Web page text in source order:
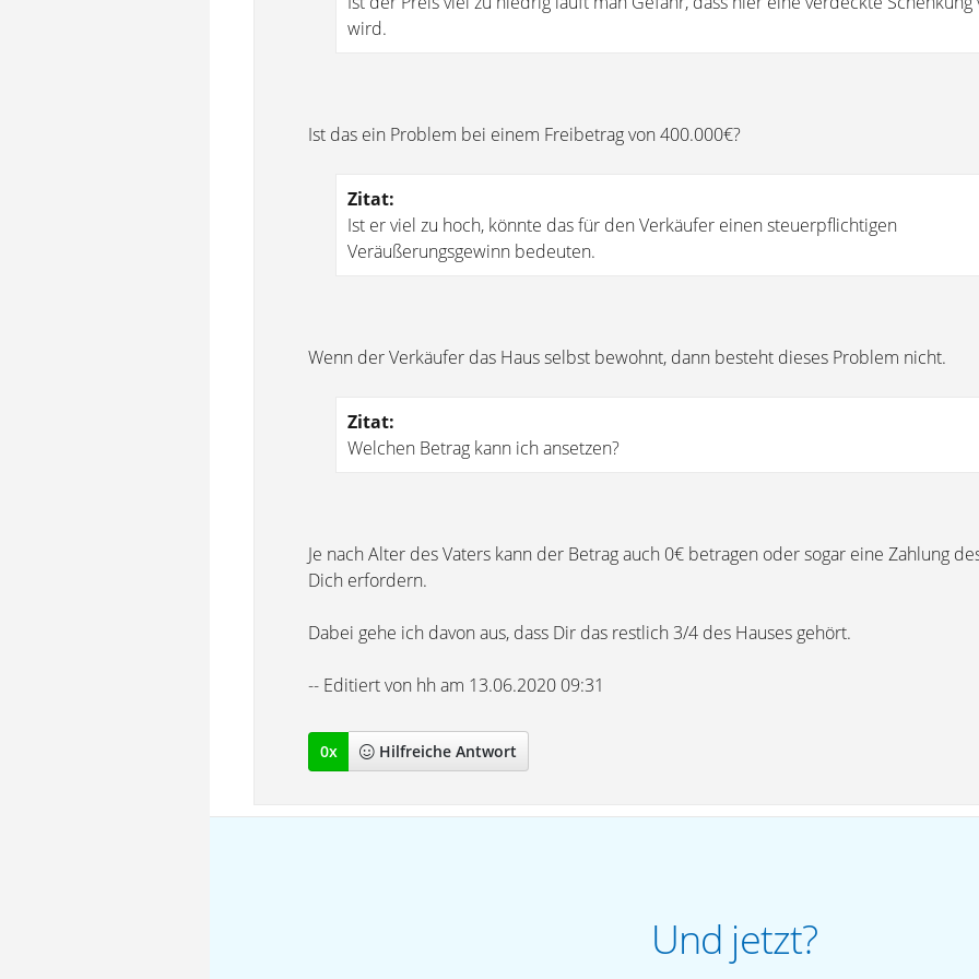
wird.
Ist das ein Problem bei einem Freibetrag von 400.000€?
Zitat:
Ist er viel zu hoch, könnte das für den Verkäufer einen steuerpflichtigen
Veräußerungsgewinn bedeuten.
Wenn der Verkäufer das Haus selbst bewohnt, dann besteht dieses Problem nicht.
Zitat:
Welchen Betrag kann ich ansetzen?
Je nach Alter des Vaters kann der Betrag auch 0€ betragen oder sogar eine Zahlung
Dich erfordern.
Dabei gehe ich davon aus, dass Dir das restlich 3/4 des Hauses gehört.
-- Editiert von hh am 13.06.2020 09:31
0x Hilfreiche Antwort
Und jetzt?